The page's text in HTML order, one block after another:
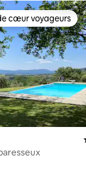
cœur voyageurs les
cœur voyageurs